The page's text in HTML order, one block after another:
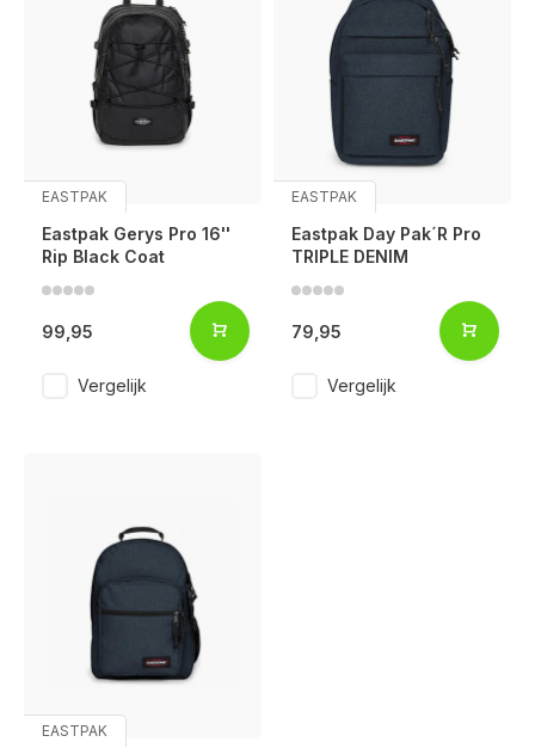
EASTPAK
Eastpak Gerys Pro 16''
Rip Black Coat
99,95
Vergelijk
EASTPAK
Eastpak Day Pak´R Pro
TRIPLE DENIM
79,95
Vergelijk
EASTPAK